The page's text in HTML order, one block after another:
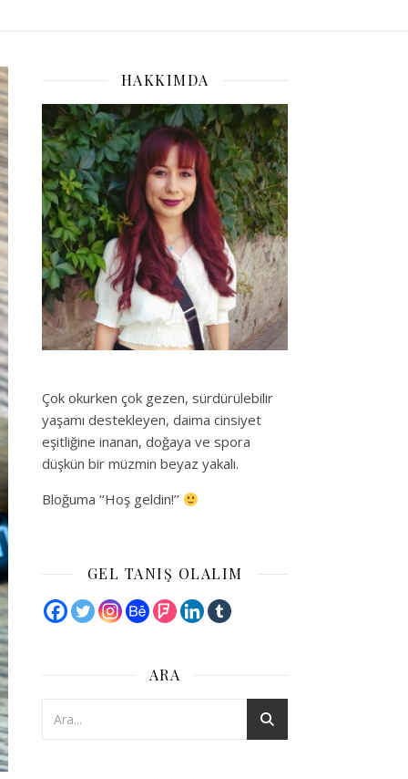
HAKKIMDA
Çok okurken çok gezen, sürdürülebilir
yaşamı destekleyen, daima cinsiyet
eşitliğine inanan, doğaya ve spora
düşkün bir müzmin beyaz yakalı.
Bloğuma ‘’Hoş geldin!’’
GEL TANIŞ OLALIM
ARA